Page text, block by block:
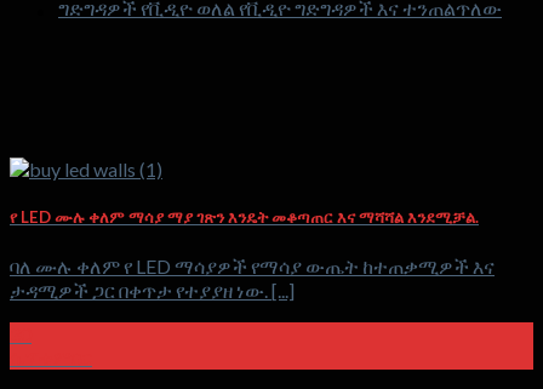
ግድግዳዎች የቪዲዮ ወለል የቪዲዮ ግድግዳዎች እና ተንጠልጥለው
የ LED ሙሉ ቀለም ማሳያ ማያ ገጽን እንዴት መቆጣጠር እና ማሻሻል እንደሚቻል.
ባለ ሙሉ ቀለም የ LED ማሳያዎች የማሳያ ውጤት ከተጠቃሚዎች እና
ታዳሚዎች ጋር በቀጥታ የተያያዘ ነው. [...]